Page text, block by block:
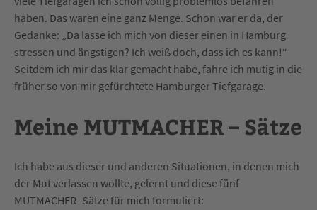
haben. Das waren eine ganz Menge. Schon war er da, der
Gedanke: „Da lasse ich mich von dieser einen in Hamburg
stressen und ängstigen? Ich weiß doch, dass ich es kann!“
Seitdem ich mir das klar gemacht habe, fahre ich mutig in die
früher so von mir gefürchtete Hamburger Tiefgarage.
Meine MUTMACHER – Sätze
Ich habe aus dieser und anderen Situationen, in denen mich
der Mut verlassen wollte, gelernt und diese fünf
MUTMACHER- Sätze für mich formuliert: